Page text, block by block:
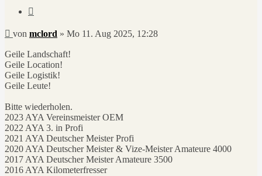
Beitrag
von mclord » Mo 11. Aug 2025, 12:28
Geile Landschaft!
Geile Location!
Geile Logistik!
Geile Leute!
Bitte wiederholen.
2023 AYA Vereinsmeister OEM
2022 AYA 3. in Profi
2021 AYA Deutscher Meister Profi
2020 AYA Deutscher Meister & Vize-Meister Amateure 4000
2017 AYA Deutscher Meister Amateure 3500
2016 AYA Kilometerfresser